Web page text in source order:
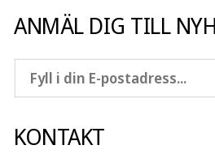
ANMÄL DIG TILL
KONTAKT